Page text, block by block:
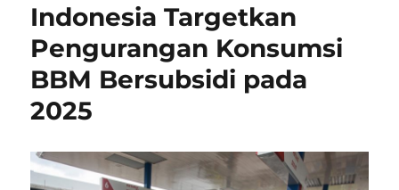
Indonesia Targetkan
Pengurangan Konsumsi
BBM Bersubsidi pada
2025